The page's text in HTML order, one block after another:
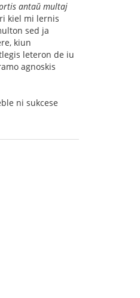
antaŭ multaj
kiel mi lernis
sed ja
kiun
leteron de iu
agnoskis
ni sukcese